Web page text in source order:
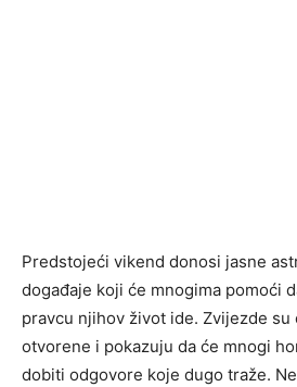
Predstojeći vikend donosi jasne
događaje koji će mnogima pomoći
pravcu njihov život ide. Zvijezde su
otvorene i pokazuju da će mnogi
dobiti odgovore koje dugo traže.